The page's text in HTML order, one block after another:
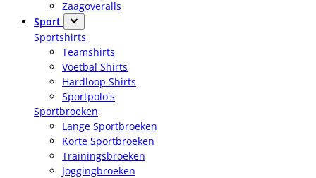
Zaagoveralls
Sport
Sportshirts
Teamshirts
Voetbal Shirts
Hardloop Shirts
Sportpolo's
Sportbroeken
Lange Sportbroeken
Korte Sportbroeken
Trainingsbroeken
Joggingbroeken